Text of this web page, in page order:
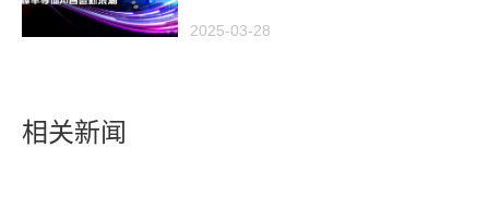
潮
2025-03-28
相关新闻